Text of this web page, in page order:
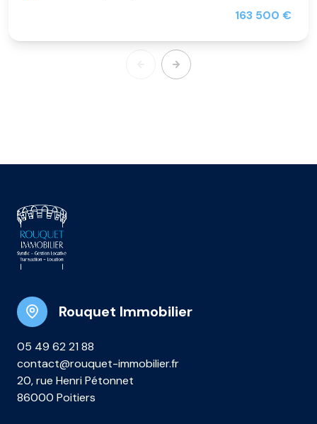
163 500 €
Rouquet Immobilier
05 49 62 21 88
contact@rouquet-immobilier.fr
20, rue Henri Pétonnet
86000 Poitiers